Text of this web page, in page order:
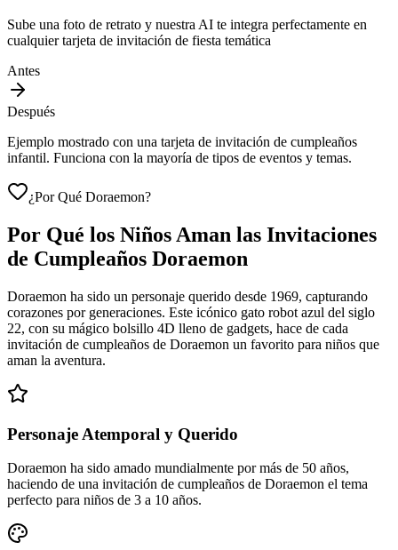
Sube una foto de retrato y nuestra AI te integra perfectamente en
cualquier tarjeta de invitación de fiesta temática
Antes
Después
Ejemplo mostrado con una tarjeta de invitación de cumpleaños
infantil. Funciona con la mayoría de tipos de eventos y temas.
¿Por Qué Doraemon?
Por Qué los Niños Aman las Invitaciones
de Cumpleaños Doraemon
Doraemon ha sido un personaje querido desde 1969, capturando
corazones por generaciones. Este icónico gato robot azul del siglo
22, con su mágico bolsillo 4D lleno de gadgets, hace de cada
invitación de cumpleaños de Doraemon un favorito para niños que
aman la aventura.
Personaje Atemporal y Querido
Doraemon ha sido amado mundialmente por más de 50 años,
haciendo de una invitación de cumpleaños de Doraemon el tema
perfecto para niños de 3 a 10 años.